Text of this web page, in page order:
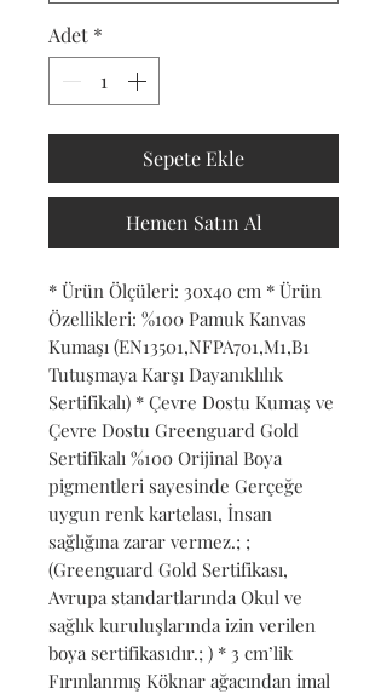
Adet *
Sepete Ekle
Hemen Satın Al
* Ürün Ölçüleri: 30x40 cm * Ürün
Özellikleri: %100 Pamuk Kanvas
Kumaşı (EN13501,NFPA701,M1,B1
Tutuşmaya Karşı Dayanıklılık
Sertifikalı) * Çevre Dostu Kumaş ve
Çevre Dostu Greenguard Gold
Sertifikalı %100 Orijinal Boya
pigmentleri sayesinde Gerçeğe
uygun renk kartelası, İnsan
sağlığına zarar vermez.; ;
(Greenguard Gold Sertifikası,
Avrupa standartlarında Okul ve
sağlık kuruluşlarında izin verilen
boya sertifikasıdır.; ) * 3 cm’lik
Fırınlanmış Köknar ağacından imal